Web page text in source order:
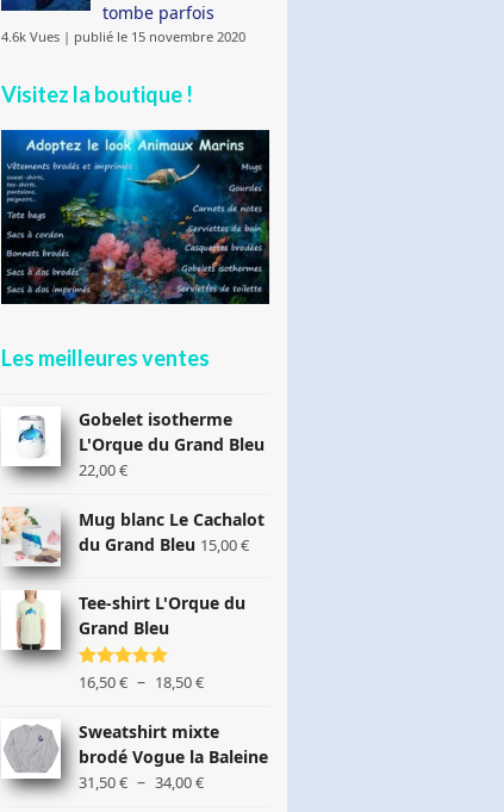
tombe parfois
4.6k Vues | publié le 15 novembre 2020
Visitez la boutique !
Les meilleures ventes
Gobelet isotherme
L'Orque du Grand Bleu
22,00€
Mug blanc Le Cachalot
du Grand Bleu 15,00€
Tee-shirt L'Orque du
Grand Bleu
Note 5.00
sur 5
16,50€ – 18,50€Plage
prix :
16,50 €
à
Sweatshirt mixte
brodé Vogue la Baleine
31,50€ – 34,00€Plage